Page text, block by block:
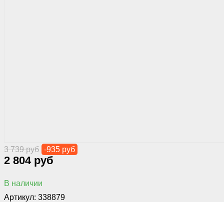
3 739 руб -935 руб
2 804 руб
В наличии
Артикул: 338879